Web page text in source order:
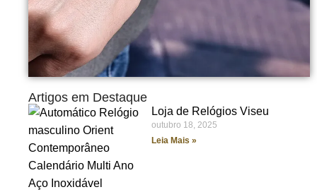
Artigos em Destaque
Loja de Relógios Viseu
outubro 18, 2025
Leia Mais »